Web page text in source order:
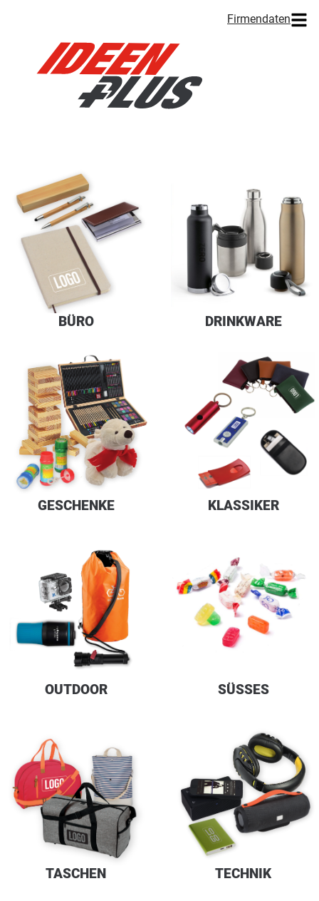
Firmendaten
BÜRO DRINKWARE
GESCHENKE KLASSIKER
OUTDOOR SÜSSES
TASCHEN TECHNIK